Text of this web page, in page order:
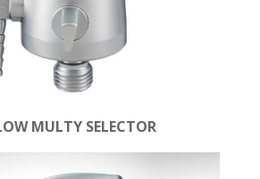
MULTY SELECTOR